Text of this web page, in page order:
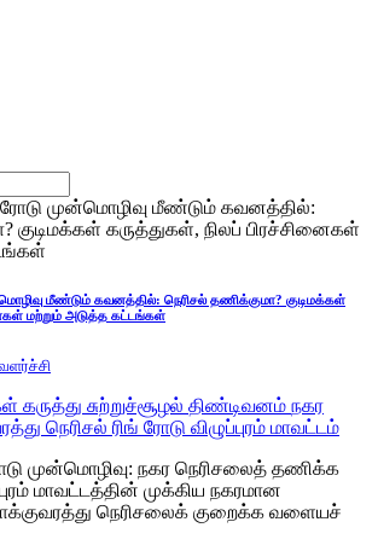
மீண்டும் கவனத்தில்: நெரிசல் தணிக்குமா? குடிமக்கள்
மற்றும் அடுத்த கட்டங்கள்
கருத்து சுற்றுச்சூழல் திண்டிவனம் நகர
நெரிசல் ரிங் ரோடு விழுப்புரம் மாவட்டம்
முன்மொழிவு: நகர நெரிசலைத் தணிக்க
மாவட்டத்தின் முக்கிய நகரமான
நெரிசலைக் குறைக்க வளையச்